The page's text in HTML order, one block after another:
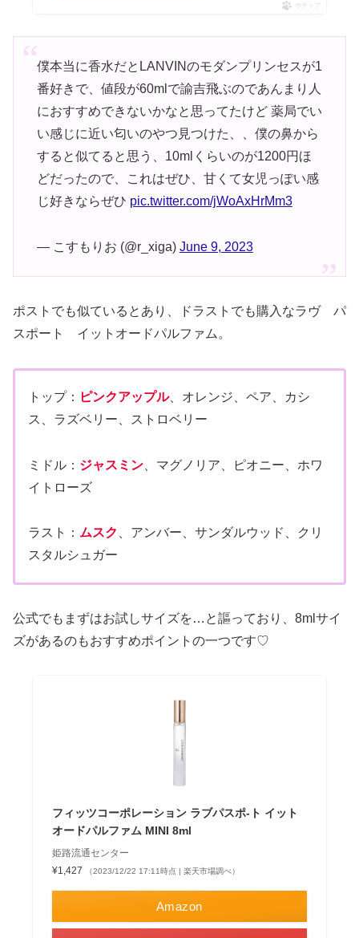
ポチップ
僕本当に香水だとLANVINのモダンプリンセスが1
番好きで、値段が60mlで諭吉飛ぶのであんまり人
におすすめできないかなと思ってたけど 薬局でい
い感じに近い匂いのやつ見つけた、、僕の鼻から
すると似てると思う、10mlくらいのが1200円ほ
どだったので、これはぜひ、甘くて女児っぽい感
じ好きならぜひ pic.twitter.com/jWoAxHrMm3
— こすもりお (@r_xiga) June 9, 2023
ポストでも似ているとあり、ドラストでも購入なラヴ パ
スポート イットオードパルファム。
トップ： ピンクアップル、オレンジ、ペア、カシ
ス、ラズベリー、ストロベリー
ミドル： ジャスミン 、マグノリア、ピオニー、ホワ
イトローズ
ラスト： ムスク 、アンバー、サンダルウッド、クリ
スタルシュガー
公式でもまずはお試しサイズを…と謳っており、8mlサイ
ズがあるのもおすすめポイントの一つです♡
フィッツコーポレーション ラブパスポ-ト イット
オードパルファム MINI 8ml
姫路流通センター
¥1,427
（2023/12/22 17:11時点 | 楽天市場調べ）
Amazon